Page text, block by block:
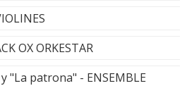
OX ORKESTAR
"La patrona" - ENSEMBLE